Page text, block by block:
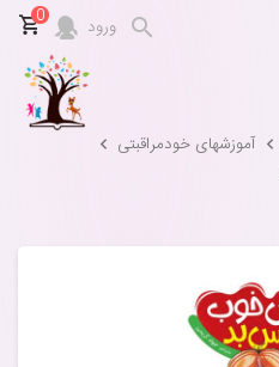
ورود 0
آموزشهای خودمراقبتی